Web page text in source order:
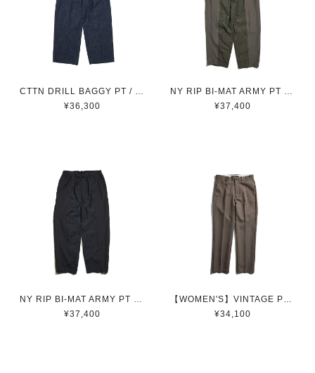
CTTN DRILL BAGGY PT / コットンドリルバギーパンツ (NAVY)
¥36,300
NY RIP BI-MAT ARMY PT / ナイロンリップ切り替えアーミーパンツ(KHAKI)
¥37,400
NY RIP BI-MAT ARMY PT / ナイロンリップ切り替えアーミーパンツ(BLACK)
¥37,400
【WOMEN'S】VINTAGE PE TWILL STRAIGHT PT / ヴィンテージPEストレートパンツ(BEIGE)
¥34,100